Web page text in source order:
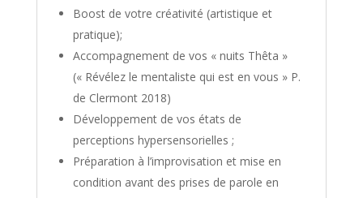
Boost de votre créativité (artistique et
pratique);
Accompagnement de vos « nuits Thêta »
(« Révélez le mentaliste qui est en vous » P.
de Clermont 2018)
Développement de vos états de
perceptions hypersensorielles ;
Préparation à l’improvisation et mise en
condition avant des prises de parole en